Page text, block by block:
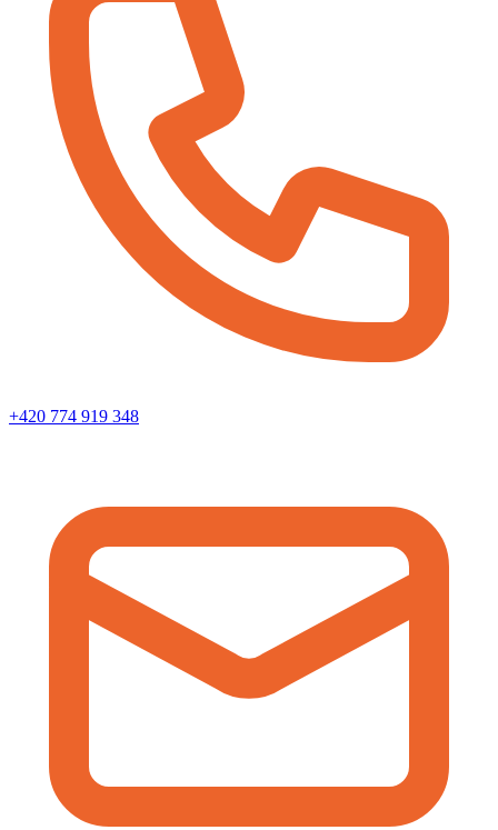
+420 774 919 348